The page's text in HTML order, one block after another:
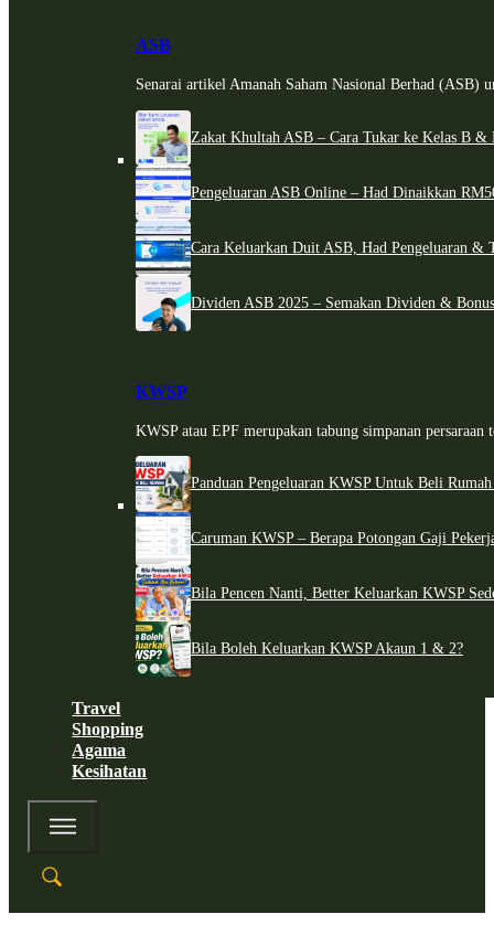
ASB
Senarai artikel Amanah Saham Nasional Berhad (ASB)
Zakat Khultah ASB – Cara Tukar ke Kelas B &
Pengeluaran ASB Online – Had Dinaikkan
Cara Keluarkan Duit ASB, Had Pengeluaran &
Dividen ASB 2025 – Semakan Dividen &
KWSP
KWSP atau EPF merupakan tabung simpanan persaraan
Panduan Pengeluaran KWSP Untuk Beli
Caruman KWSP – Berapa Potongan Gaji
Bila Pencen Nanti, Better Keluarkan KWSP
Bila Boleh Keluarkan KWSP Akaun 1 & 2?
Travel
Shopping
Agama
Kesihatan